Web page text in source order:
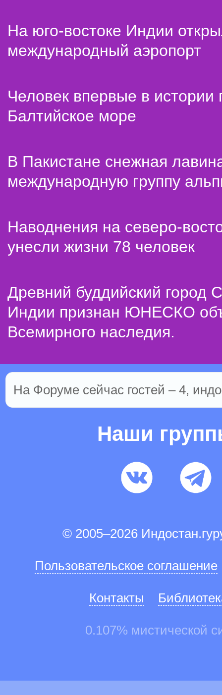
На юго-востоке Индии
международный аэропорт
Человек впервые в истории
Балтийское море
В Пакистане снежная
международную группу
Наводнения на северо-
унесли жизни 78 человек
Древний буддийский город
Индии признан ЮНЕСКО
Всемирного наследия.
На Форуме сейчас гостей – 4,
Наши
© 2005–2026
Пользовательское соглашение
Контакты
0.107% мистической